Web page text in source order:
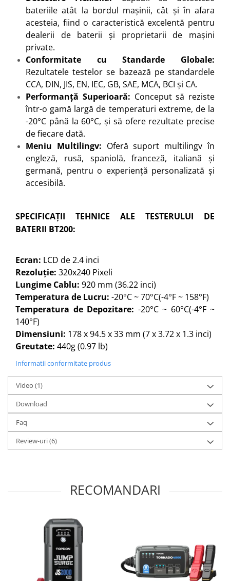
bateriile atât la bordul mașinii, cât și în afara
acesteia, fiind o caracteristică excelentă pentru
dealerii de baterii și proprietarii de mașini
private.
Conformitate cu Standarde Globale:
Rezultatele testelor se bazează pe standardele
CCA, DIN, JIS, EN, IEC, GB, SAE, MCA, BCI și CA.
Performanță Superioară: Conceput să reziste
într-o gamă largă de temperaturi extreme, de la
-20°C până la 60°C, și să ofere rezultate precise
de fiecare dată.
Meniu Multilingv: Oferă suport multilingv în
engleză, rusă, spaniolă, franceză, italiană și
germană, pentru o experiență personalizată și
accesibilă.
SPECIFICAȚII TEHNICE ALE TESTERULUI DE
BATERII BT200:
Ecran: LCD de 2.4 inci
Rezoluție: 320x240 Pixeli
Lungime Cablu: 920 mm (36.22 inci)
Temperatura de Lucru: -20°C ~ 70°C(-4°F ~ 158°F)
Temperatura de Depozitare: -20°C ~ 60°C(-4°F ~
140°F)
Dimensiuni: 178 x 94.5 x 33 mm (7 x 3.72 x 1.3 inci)
Greutate: 440g (0.97 lb)
Informatii conformitate produs
Video (1)
Download
Faq
Review-uri(6)
RECOMANDARI